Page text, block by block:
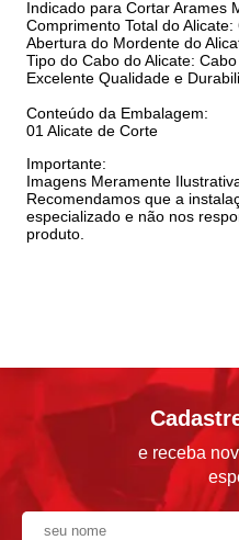
Indicado para Cortar Arames
Comprimento Total do Alicate:
Abertura do Mordente do
Tipo do Cabo do Alicate:
Excelente Qualidade e
Conteúdo da Embalagem:
01 Alicate de Corte
Importante:
Imagens Meramente
Recomendamos que a
especializado e não nos
produto.
e receba